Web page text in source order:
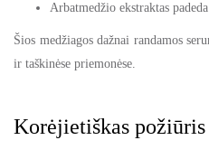
Arbatmedžio ekstraktas
Šios medžiagos dažnai randamos
ir taškinėse priemonėse.
Korėjietiškas požiūris